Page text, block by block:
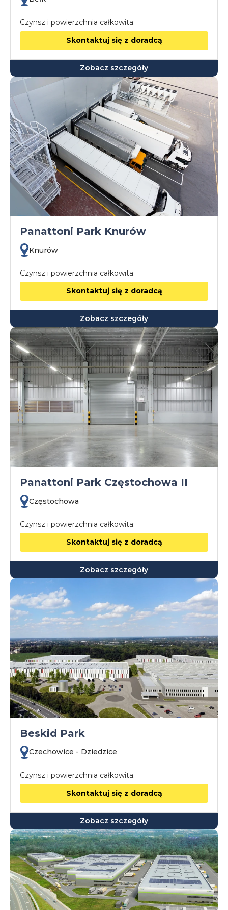
Czynsz i powierzchnia całkowita:
Skontaktuj się z doradcą
Zobacz szczegóły
Panattoni Park Knurów
Knurów
Czynsz i powierzchnia całkowita:
Skontaktuj się z doradcą
Zobacz szczegóły
Panattoni Park Częstochowa II
Częstochowa
Czynsz i powierzchnia całkowita:
Skontaktuj się z doradcą
Zobacz szczegóły
Beskid Park
Czechowice - Dziedzice
Czynsz i powierzchnia całkowita:
Skontaktuj się z doradcą
Zobacz szczegóły